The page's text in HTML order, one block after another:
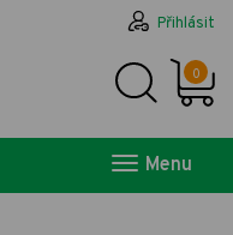
Přihlásit
0
Menu